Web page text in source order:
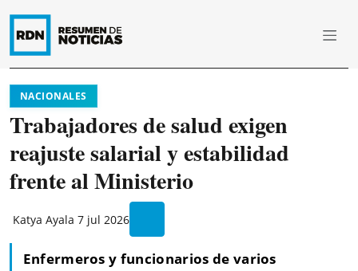
NACIONALES
Trabajadores de salud exigen
reajuste salarial y estabilidad
frente al Ministerio
Katya Ayala 7 jul 2026
Enfermeros y funcionarios de varios